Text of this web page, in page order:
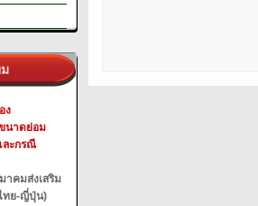
ง
นาดย่อม
ะกรณี
าคมส่งเสริม
ทย-ญี่ปุ่น)